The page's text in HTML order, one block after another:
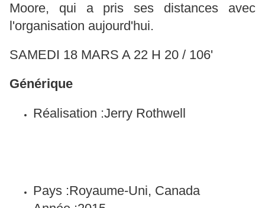
Moore, qui a pris ses distances avec
l'organisation aujourd'hui.
SAMEDI 18 MARS A 22 H 20 / 106'
Générique
Réalisation :Jerry Rothwell
Pays :Royaume-Uni, Canada